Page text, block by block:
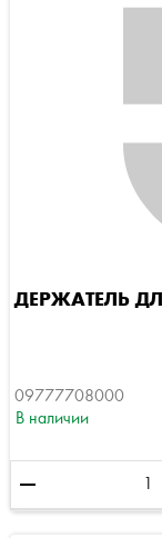
ДЕРЖАТЕЛЬ
09777708000
В наличии
remove